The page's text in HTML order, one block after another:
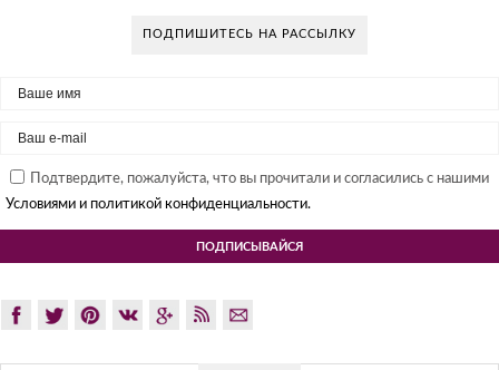
ПОДПИШИТЕСЬ НА РАССЫЛКУ
Подтвердите, пожалуйста, что вы прочитали и согласились с нашими
Условиями и политикой конфиденциальности.